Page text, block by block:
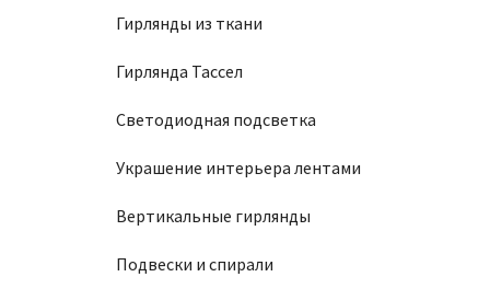
Гирлянды из ткани
Гирлянда Тассел
Светодиодная подсветка
Украшение интерьера лентами
Вертикальные гирлянды
Подвески и спирали